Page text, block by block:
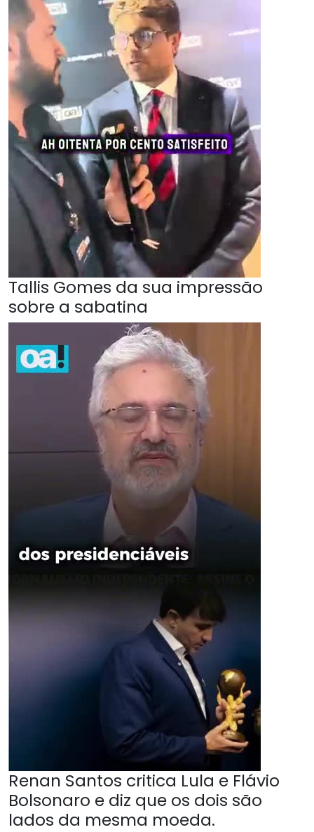
Tallis Gomes da sua impressão
sobre a sabatina
Renan Santos critica Lula e Flávio
Bolsonaro e diz que os dois são
lados da mesma moeda.